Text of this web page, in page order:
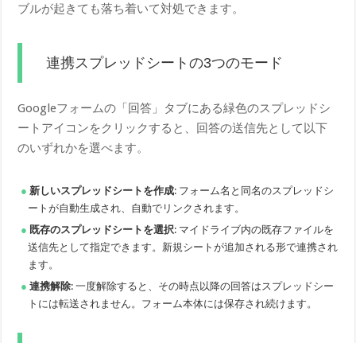
ブルが起きても落ち着いて対処できます。
連携スプレッドシートの3つのモード
Googleフォームの「回答」タブにある緑色のスプレッドシ
ートアイコンをクリックすると、回答の送信先として以下
のいずれかを選べます。
新しいスプレッドシートを作成: フォーム名と同名のスプレッドシ
ートが自動生成され、自動でリンクされます。
既存のスプレッドシートを選択: マイドライブ内の既存ファイルを
送信先として指定できます。新規シートが追加される形で連携され
ます。
連携解除: 一度解除すると、その時点以降の回答はスプレッドシー
トには転送されません。フォーム本体には保存され続けます。